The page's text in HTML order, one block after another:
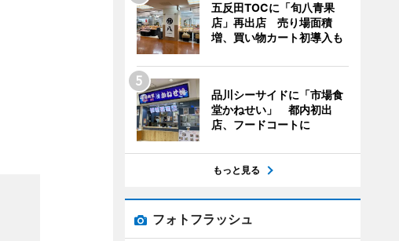
五反田TOCに「旬八青果
店」再出店 売り場面積
増、買い物カート初導入も
品川シーサイドに「市場食
堂かねせい」 都内初出
店、フードコートに
もっと見る
フォトフラッシュ